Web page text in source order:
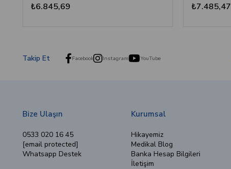
₺6.845,69 ₺7.485,47
Takip Et Facebook Instagram YouTube
Bize Ulaşın
0533 020 16 45
[email protected]
Whatsapp Destek
Kurumsal
Hikayemiz
Medikal Blog
Banka Hesap Bilgileri
İletişim